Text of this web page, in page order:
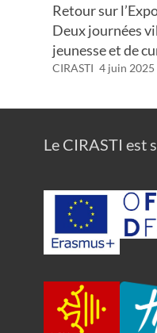
Retour sur
Deux journées
jeunesse et de
CIRASTI 4 juin 2025
Le CIRASTI est